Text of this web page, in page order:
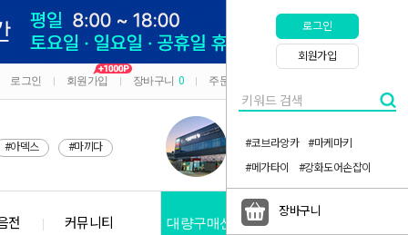
로그인 회원가입 장바구니 0 주문/배송
#아덱스 #마끼다
전 커뮤니티 대량구매신청
로그인
회원가입
#코브라앙카
#마케마키
#메가타이
#강화도어손잡이
장바구니